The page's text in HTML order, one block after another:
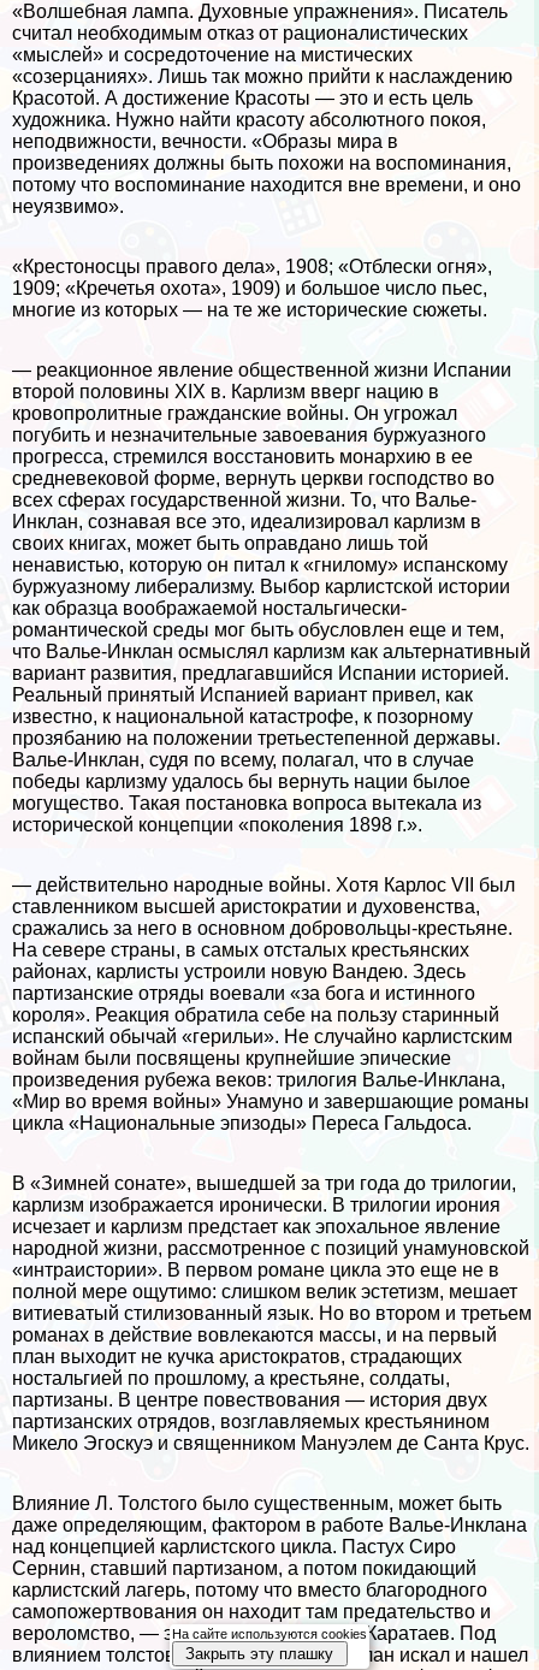
«Волшебная лампа. Духовные упражнения». Писатель
считал необходимым отказ от рационалистических
«мыслей» и сосредоточение на мистических
«созерцаниях». Лишь так можно прийти к наслаждению
Красотой. А достижение Красоты — это и есть цель
художника. Нужно найти красоту абсолютного покоя,
неподвижности, вечности. «Образы мира в
произведениях должны быть похожи на воспоминания,
потому что воспоминание находится вне времени, и оно
неуязвимо».
«Крестоносцы правого дела», 1908; «Отблески огня»,
1909; «Кречетья охота», 1909) и большое число пьес,
многие из которых — на те же исторические сюжеты.
— реакционное явление общественной жизни Испании
второй половины XIX в. Карлизм вверг нацию в
кровопролитные гражданские войны. Он угрожал
погубить и незначительные завоевания буржуазного
прогресса, стремился восстановить монархию в ее
средневековой форме, вернуть церкви господство во
всех сферах государственной жизни. То, что Валье-
Инклан, сознавая все это, идеализировал карлизм в
своих книгах, может быть оправдано лишь той
ненавистью, которую он питал к «гнилому» испанскому
буржуазному либерализму. Выбор карлистской истории
как образца воображаемой ностальгически-
романтической среды мог быть обусловлен еще и тем,
что Валье-Инклан осмыслял карлизм как альтернативный
вариант развития, предлагавшийся Испании историей.
Реальный принятый Испанией вариант привел, как
известно, к национальной катастрофе, к позорному
прозябанию на положении третьестепенной державы.
Валье-Инклан, судя по всему, полагал, что в случае
победы карлизму удалось бы вернуть нации былое
могущество. Такая постановка вопроса вытекала из
исторической концепции «поколения 1898 г.».
— действительно народные войны. Хотя Карлос VII был
ставленником высшей аристократии и духовенства,
сражались за него в основном добровольцы-крестьяне.
На севере страны, в самых отсталых крестьянских
районах, карлисты устроили новую Вандею. Здесь
партизанские отряды воевали «за бога и истинного
короля». Реакция обратила себе на пользу старинный
испанский обычай «герильи». Не случайно карлистским
войнам были посвящены крупнейшие эпические
произведения рубежа веков: трилогия Валье-Инклана,
«Мир во время войны» Унамуно и завершающие романы
цикла «Национальные эпизоды» Переса Гальдоса.
В «Зимней сонате», вышедшей за три года до трилогии,
карлизм изображается иронически. В трилогии ирония
исчезает и карлизм предстает как эпохальное явление
народной жизни, рассмотренное с позиций унамуновской
«интраистории». В первом романе цикла это еще не в
полной мере ощутимо: слишком велик эстетизм, мешает
витиеватый стилизованный язык. Но во втором и третьем
романах в действие вовлекаются массы, и на первый
план выходит не кучка аристократов, страдающих
ностальгией по прошлому, а крестьяне, солдаты,
партизаны. В центре повествования — история двух
партизанских отрядов, возглавляемых крестьянином
Микело Эгоскуэ и священником Мануэлем де Санта Крус.
Влияние Л. Толстого было существенным, может быть
даже определяющим, фактором в работе Валье-Инклана
над концепцией карлистского цикла. Пастух Сиро
Сернин, ставший партизаном, а потом покидающий
карлистский лагерь, потому что вместо благородного
самопожертвования он находит там предательство и
вероломство, — это испанский Платон Каратаев. Под
влиянием толстовских идей Валье-Инклан искал и нашел
На сайте используются cookies
Закрыть эту плашку